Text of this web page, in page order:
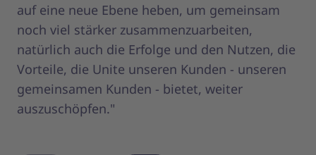
auf eine neue Ebene heben, um gemeinsam
noch viel stärker zusammenzuarbeiten,
natürlich auch die Erfolge und den Nutzen, die
Vorteile, die Unite unseren Kunden - unseren
gemeinsamen Kunden - bietet, weiter
auszuschöpfen."